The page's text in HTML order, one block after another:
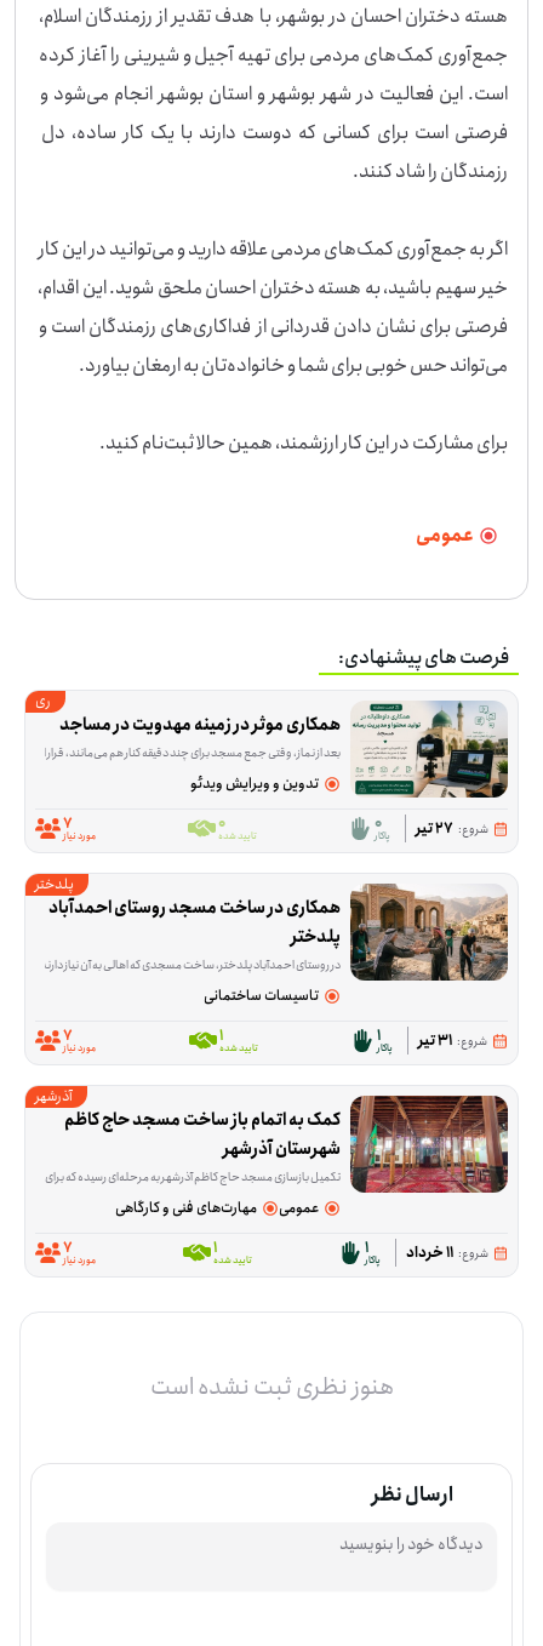
هسته دختران احسان در بوشهر، با هدف تقدیر از رزمندگان اسلام،
جمع‌آوری کمک‌های مردمی برای تهیه آجیل و شیرینی را آغاز کرده
است. این فعالیت در شهر بوشهر و استان بوشهر انجام می‌شود و
فرصتی است برای کسانی که دوست دارند با یک کار ساده، دل
اگر به جمع‌آوری کمک‌های مردمی علاقه دارید و می‌توانید در این کار
خیر سهیم باشید، به هسته دختران احسان ملحق شوید. این اقدام،
فرصتی برای نشان دادن قدردانی از فداکاری‌های رزمندگان است و
برای مشارکت در این کار ارزشمند، همین حالا ثبت‌نام کنید.
عمومی
فرصت های پیشنهادی:
ری
همکاری موثر در زمینه مهدویت در مساجد
بعد از نماز، وقتی جمع مسجد برای چند دقیقه کنار هم می‌مانند، قرار است محتوای کوتاه و قابل فهمی درباره مهدویت پخش شود؛ محتوایی که با ویدئوپروژکتور نمایش داده می‌شود و بین ۳ تا ۱۰ دقیقه زمان می‌گیرد. این فرصت برای اجرای همین برنامه در مسجدها شکل گرفته و داوطلب می‌تواند در هماهنگی، پخش محتوا یا
تدوین و ویرایش ویدئو
شروع: 27 تیر 0پاکار 0
تایید شده 7
مورد نیاز
پلدختر
همکاری در ساخت مسجد روستای احمدآباد
پلدختر
در روستای احمدآباد پلدختر، ساخت مسجدی که اهالی به آن نیاز دارند هنوز ادامه دارد و این فرصت برای کمک در همین مسیر شکل گرفته است. داوطلب‌ها در کاری مشارکت
تاسیسات ساختمانی
شروع: 31 تیر 1پاکار 1تایید شده 7
مورد نیاز
آذرشهر
شهرستان آذرشهر
تکمیل بازسازی مسجد حاج کاظم آذرشهر به مرحله‌ای رسیده که برای ادامه‌ی کار، هم کمک مالی لازم است و هم حضور داوطلبانی که در کارهای اجرایی ساختمان مهارت دارند. این
عمومی مهارت‌های فنی و کارگاهی
شروع: 11 خرداد 1پاکار 1تایید شده 7
مورد نیاز
هنوز نظری ثبت نشده است
ارسال نظر